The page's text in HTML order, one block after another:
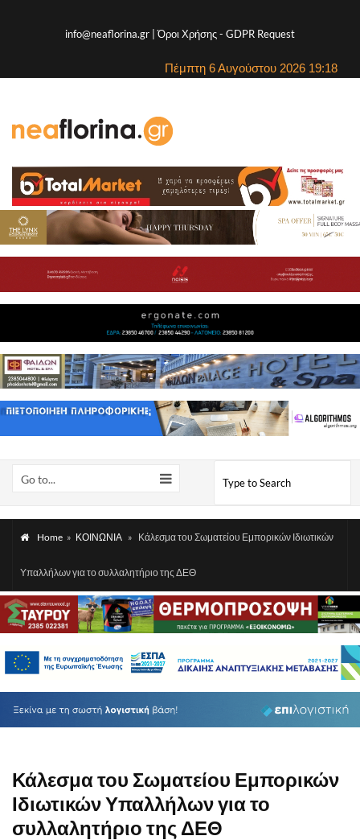
info@neaflorina.gr |Όροι Χρήσης- GDPR Request
Πέμπτη 6 Αυγούστου 2026 19:18
Go to...
Home » ΚΟΙΝΩΝΙΑ » Κάλεσμα του Σωματείου Εμπορικών Ιδιωτικών
Υπαλλήλων για το συλλαλητήριο της ΔΕΘ
Κάλεσμα του Σωματείου Εμπορικών
Ιδιωτικών Υπαλλήλων για το
συλλαλητήριο της ΔΕΘ